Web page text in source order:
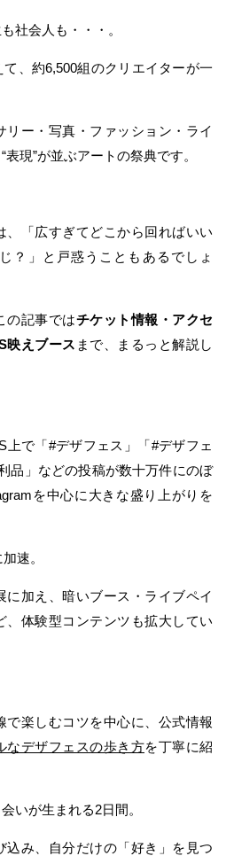
社会人も・・・。
、約6,500組のクリエイターが一
リー・写真・ファッション・ライ
現”が並ぶアートの祭典です。
、「広すぎてどこから回ればいい
？」と戸惑うこともあるでしょ
の記事ではチケット情報・アクセ
映えブース まで、まるっと解説し
上で「#デザフェス」「#デザフェ
品」などの投稿が数十万件にのぼ
を中心に大きな盛り上がりを
速。
に加え、暗いブース・ライブペイ
、体験型コンテンツも拡大してい
で楽しむコツを中心に、公式情報
なデザフェスの歩き方を丁寧に紹
いが生まれる2日間。
込み、自分だけの「好き」を見つ